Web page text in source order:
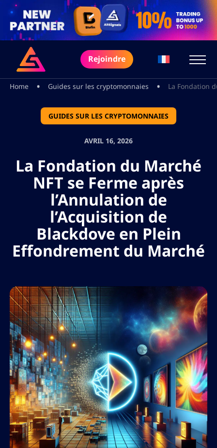
Rejoindre
Home • Guides sur les cryptomonnaies • La Fondation
GUIDES SUR LES CRYPTOMONNAIES
AVRIL 16, 2026
La Fondation du Marché
NFT se Ferme après
l’Annulation de
l’Acquisition de
Blackdove en Plein
Effondrement du Marché